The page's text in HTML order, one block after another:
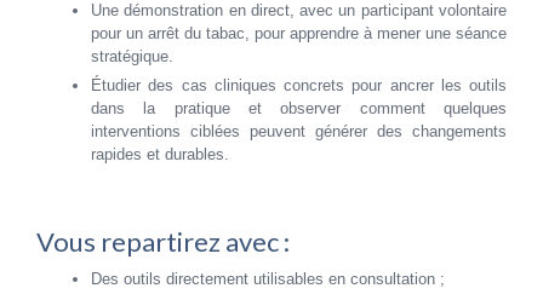
Une démonstration en direct, avec un participant volontaire
pour un arrêt du tabac, pour apprendre à mener une séance
stratégique.
Étudier des cas cliniques concrets pour ancrer les outils
dans la pratique et observer comment quelques
interventions ciblées peuvent générer des changements
rapides et durables.
Vous repartirez avec :
Des outils directement utilisables en consultation ;